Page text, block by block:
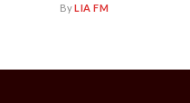
ByLIA FM